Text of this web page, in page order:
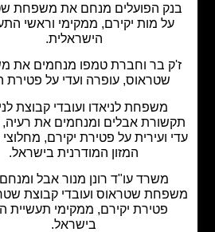
הפועלים מנחם את משפחת שטראוס
מות יקירם, ממקימי וראשי התעשייה
הישראלית.
בר וחברת טמפו מנחמים את משפחת
שטראוס, עופרה ועדי על פטירת האב.
משפחת לניאדו ועובדי קבוצת לניאדו
אבלים ומנחמים את רעיה, עופרה,
ועירית על פטירת יקירם, מחלוצי תעשיית
המזון המודרנית בישראל.
משרד עו"ד רונן מנור אבל ומנחם את
שטראוס ועובדי קבוצת שטראוס על
פטירת יקירם, ממקימי תעשיית המזון
בישראל.